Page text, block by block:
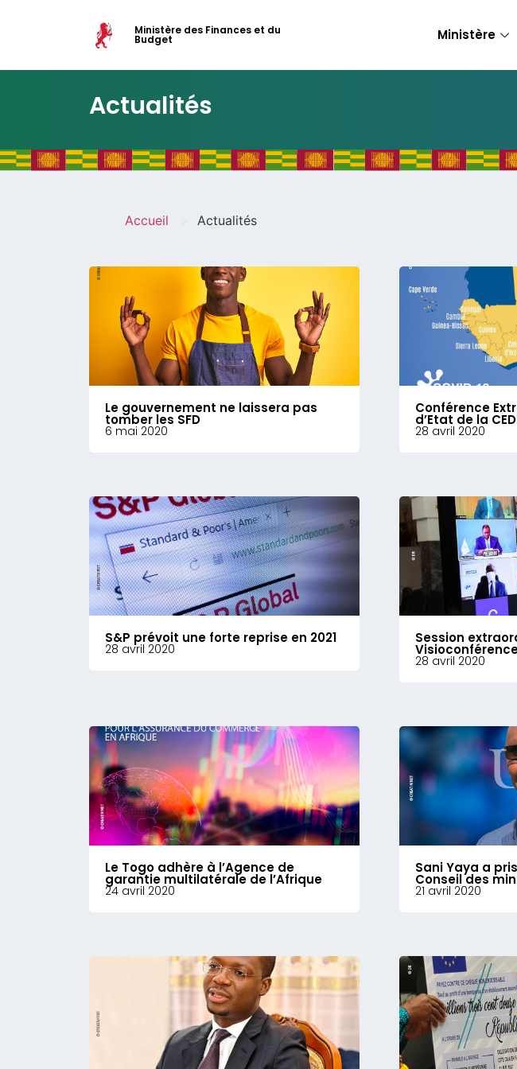
Ministère des Finances et du
Budget Ministère
Actualités
Accueil Actualités
Le gouvernement ne laissera pas
tomber les SFD
6 mai 2020
Conférence
d’Etat de la
28 avril 2020
S&P prévoit une forte reprise en 2021
28 avril 2020
Session
28 avril 2020
Le Togo adhère à l’Agence de
garantie multilatérale de l’Afrique
24 avril 2020
Sani Yaya a
Conseil des
21 avril 2020